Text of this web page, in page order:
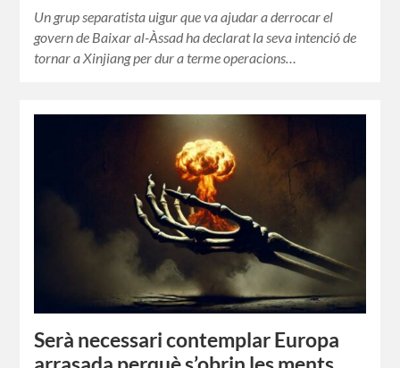
Un grup separatista uigur que va ajudar a derrocar el
govern de Baixar al-Àssad ha declarat la seva intenció de
tornar a Xinjiang per dur a terme operacions…
Serà necessari contemplar Europa